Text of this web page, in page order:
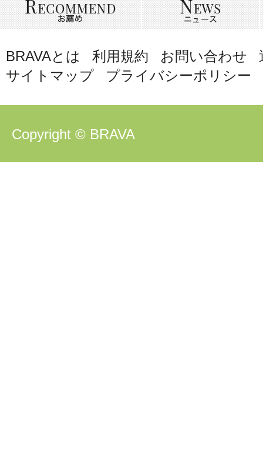
BRAVAとは 利用規約 お問い合わせ
サイトマップ
プライバシーポリシー
Copyright © BRAVA